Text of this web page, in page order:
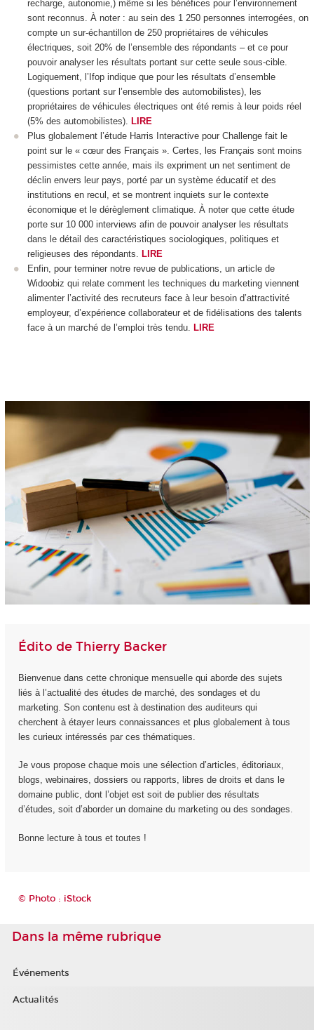
recharge, autonomie,) même si les bénéfices pour l’environnement
sont reconnus. À noter : au sein des 1 250 personnes interrogées, on
compte un sur-échantillon de 250 propriétaires de véhicules
électriques, soit 20% de l’ensemble des répondants – et ce pour
pouvoir analyser les résultats portant sur cette seule sous-cible.
Logiquement, l’Ifop indique que pour les résultats d’ensemble
(questions portant sur l’ensemble des automobilistes), les
propriétaires de véhicules électriques ont été remis à leur poids réel
(5% des automobilistes).
LIRE
Plus globalement l’étude Harris Interactive pour Challenge fait le
point sur le « cœur des Français ». Certes, les Français sont moins
pessimistes cette année, mais ils expriment un net sentiment de
déclin envers leur pays, porté par un système éducatif et des
institutions en recul, et se montrent inquiets sur le contexte
économique et le dérèglement climatique. À noter que cette étude
porte sur 10 000 interviews afin de pouvoir analyser les résultats
dans le détail des caractéristiques sociologiques, politiques et
religieuses des répondants.
LIRE
Enfin, pour terminer notre revue de publications, un article de
Widoobiz qui relate comment les techniques du marketing viennent
alimenter l’activité des recruteurs face à leur besoin d’attractivité
employeur, d’expérience collaborateur et de fidélisations des talents
face à un marché de l’emploi très tendu.
LIRE
Édito de Thierry Backer
Bienvenue dans cette chronique mensuelle qui aborde des sujets
liés à l’actualité des études de marché, des sondages et du
marketing. Son contenu est à destination des auditeurs qui
cherchent à étayer leurs connaissances et plus globalement à tous
les curieux intéressés par ces thématiques.
Je vous propose chaque mois une sélection d’articles, éditoriaux,
blogs, webinaires, dossiers ou rapports, libres de droits et dans le
domaine public, dont l’objet est soit de publier des résultats
d’études, soit d’aborder un domaine du marketing ou des sondages.
Bonne lecture à tous et toutes !
© Photo : iStock
Dans la même rubrique
Événements
Actualités